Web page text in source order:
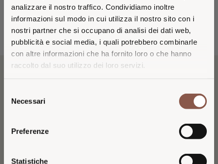
analizzare il nostro traffico. Condividiamo inoltre
informazioni sul modo in cui utilizza il nostro sito con i
nostri partner che si occupano di analisi dei dati web,
pubblicità e social media, i quali potrebbero combinarle
con altre informazioni che ha fornito loro o che hanno
raccolto dal suo utilizzo dei loro servizi.
delNecessari
Preferenze
Statistiche
MOMENTI DI CONSUMO
Nato nella Tenuta Montenisa, il Conte Aymo è prodotto con uve
Pinot Nero. La tipicità del vitigno conferisce al vino struttura e
personalità. Il lungo affinamento sui lieviti, unito alle delicate note
U.S., please continue on the dedicated U.S.